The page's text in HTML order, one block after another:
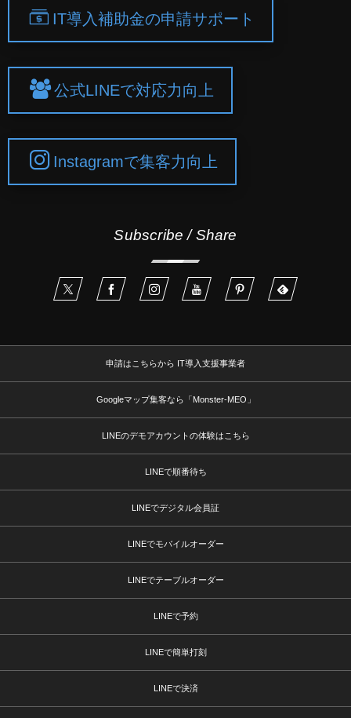
IT導入補助金の申請サポート
公式LINEで対応力向上
Instagramで集客力向上
Subscribe / Share
申請はこちらから IT導入支援事業者
Googleマップ集客なら「Monster-MEO」
LINEのデモアカウントの体験はこちら
LINEで順番待ち
LINEでデジタル会員証
LINEでモバイルオーダー
LINEでテーブルオーダー
LINEで予約
LINEで簡単打刻
LINEで決済